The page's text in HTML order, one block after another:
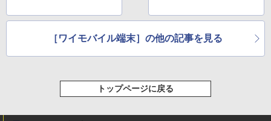
［ワイモバイル端末］の他の記事を見る
トップページに戻る